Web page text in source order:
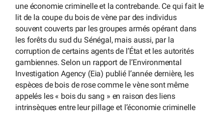
une économie criminelle et la contrebande. Ce qui fait le
lit de la coupe du bois de vène par des individus
souvent couverts par les groupes armés opérant dans
les forêts du sud du Sénégal, mais aussi, par la
corruption de certains agents de l’État et les autorités
gambiennes. Selon un rapport de l’Environmental
Investigation Agency (Eia) publié l’année dernière, les
espèces de bois de rose comme le vène sont même
appelés les « bois du sang » en raison des liens
intrinsèques entre leur pillage et l’économie criminelle